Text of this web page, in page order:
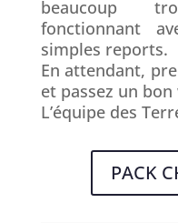
beaucoup
fonctionnant
simples reports.
En attendant,
et passez un bon
L’équipe des
PACK